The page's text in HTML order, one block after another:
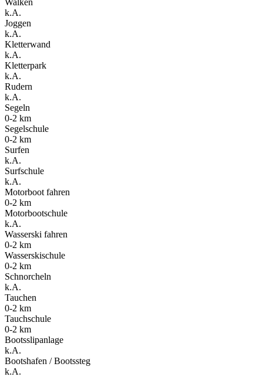
k.A.
Joggen
k.A.
Kletterwand
k.A.
Kletterpark
k.A.
Rudern
k.A.
Segeln
0-2 km
Segelschule
0-2 km
Surfen
k.A.
Surfschule
k.A.
Motorboot fahren
0-2 km
Motorbootschule
k.A.
Wasserski fahren
0-2 km
Wasserskischule
0-2 km
Schnorcheln
k.A.
Tauchen
0-2 km
Tauchschule
0-2 km
Bootsslipanlage
k.A.
Bootshafen / Bootssteg
k.A.